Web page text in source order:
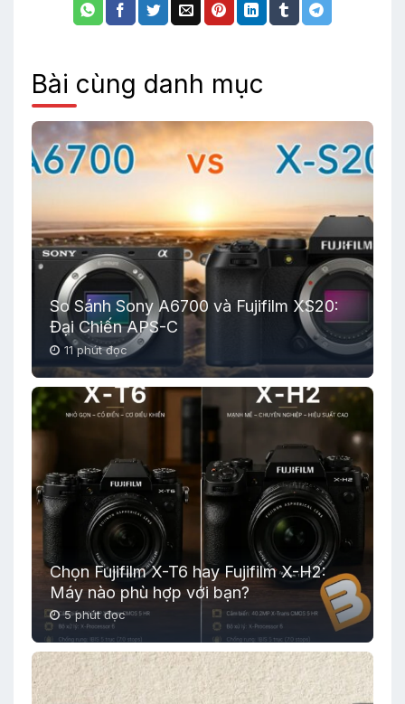
Bài cùng danh mục
So Sánh Sony A6700 và Fujifilm XS20:
Đại Chiến APS-C
11 phút đọc
Chọn Fujifilm X-T6 hay Fujifilm X-H2:
Máy nào phù hợp với bạn?
5 phút đọc